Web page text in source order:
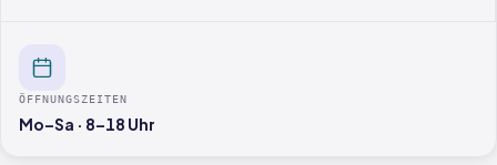
ÖFFNUNGSZEITEN
Mo–Sa · 8–18 Uhr